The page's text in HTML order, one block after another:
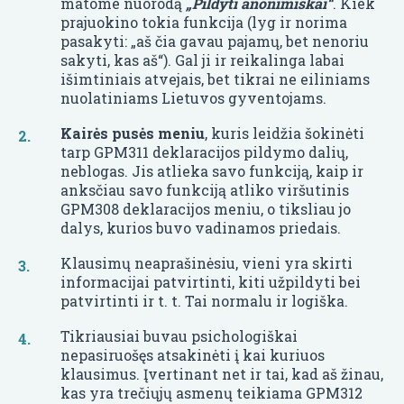
prajuokino tokia funkcija (lyg ir norima
pasakyti: „aš čia gavau pajamų, bet nenoriu
sakyti, kas aš“). Gal ji ir reikalinga labai
išimtiniais atvejais, bet tikrai ne eiliniams
nuolatiniams Lietuvos gyventojams.
Kairės pusės meniu, kuris leidžia šokinėti
tarp GPM311 deklaracijos pildymo dalių,
neblogas. Jis atlieka savo funkciją, kaip ir
anksčiau savo funkciją atliko viršutinis
GPM308 deklaracijos meniu, o tiksliau jo
dalys, kurios buvo vadinamos priedais.
Klausimų neaprašinėsiu, vieni yra skirti
informacijai patvirtinti, kiti užpildyti bei
patvirtinti ir t. t. Tai normalu ir logiška.
Tikriausiai buvau psichologiškai
nepasiruošęs atsakinėti į kai kuriuos
klausimus. Įvertinant net ir tai, kad aš žinau,
kas yra trečiųjų asmenų teikiama GPM312